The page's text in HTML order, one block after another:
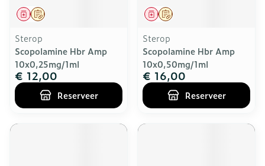
Op voorschrift
Geneesmiddel
Sterop
Scopolamine Hbr Amp
10x0,25mg/1ml
€ 12,00
Reserveer
Op voorschrift
Geneesmiddel
Sterop
Scopolamine Hbr Amp
10x0,50mg/1ml
€ 16,00
Reserveer